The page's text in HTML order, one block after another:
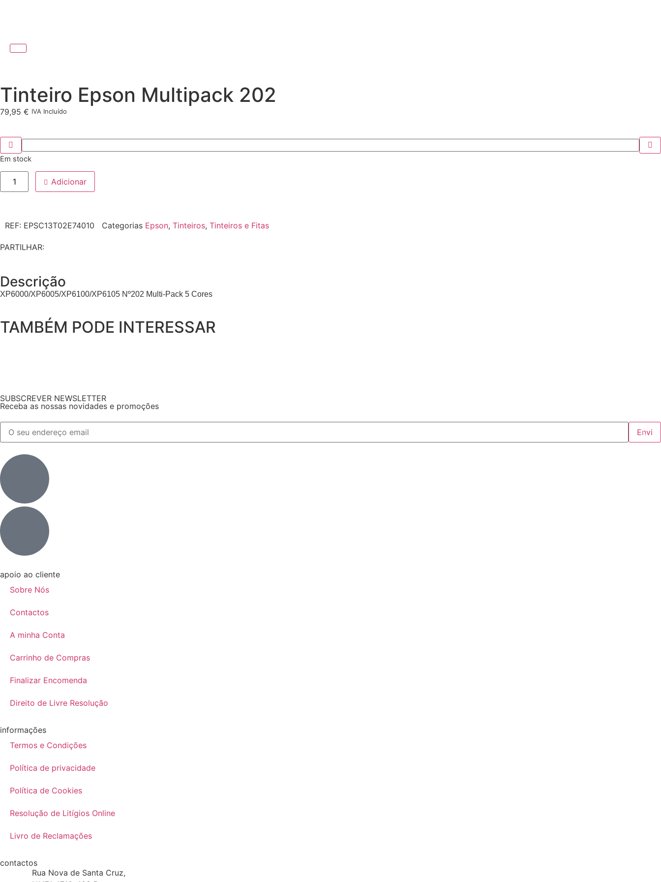
Tinteiro Epson Multipack 202
79,95 € IVA Incluído
Em stock
Adicionar
REF: EPSC13T02E74010 Categorias Epson, Tinteiros, Tinteiros e Fitas
PARTILHAR:
Descrição
XP6000/XP6005/XP6100/XP6105 Nº202 Multi-Pack 5 Cores
TAMBÉM PODE INTERESSAR
SUBSCREVER NEWSLETTER
Receba as nossas novidades e promoções
apoio ao cliente
Sobre Nós
Contactos
A minha Conta
Carrinho de Compras
Finalizar Encomenda
Direito de Livre Resolução
informações
Termos e Condições
Política de privacidade
Política de Cookies
Resolução de Litígios Online
Livro de Reclamações
contactos
Rua Nova de Santa Cruz,